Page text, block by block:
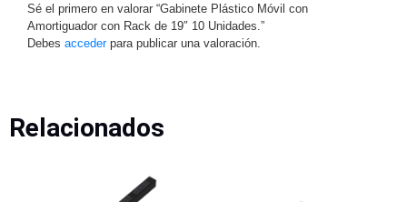
CloudHIKVISION
Videograbadoras
Móviles,
Cams
Cámaras
Sé el primero en valorar “Gabinete Plástico Móvil con
Amortiguador con Rack de 19″ 10 Unidades.”
Debes accederpara publicar una valoración.
Relacionados